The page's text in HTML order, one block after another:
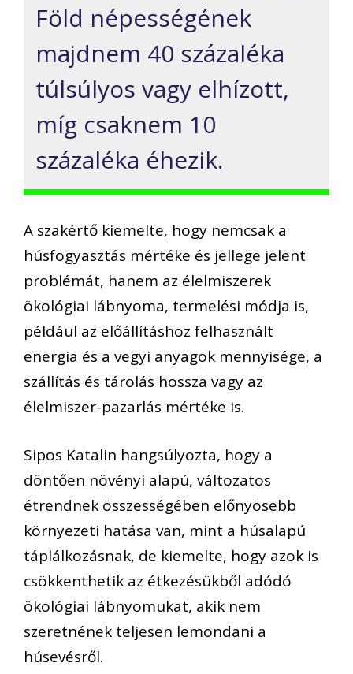
Föld népességének
majdnem 40 százaléka
túlsúlyos vagy elhízott,
míg csaknem 10
százaléka éhezik.
A szakértő kiemelte, hogy nemcsak a
húsfogyasztás mértéke és jellege jelent
problémát, hanem az élelmiszerek
ökológiai lábnyoma, termelési módja is,
például az előállításhoz felhasznált
energia és a vegyi anyagok mennyisége, a
szállítás és tárolás hossza vagy az
élelmiszer-pazarlás mértéke is.
Sipos Katalin hangsúlyozta, hogy a
döntően növényi alapú, változatos
étrendnek összességében előnyösebb
környezeti hatása van, mint a húsalapú
táplálkozásnak, de kiemelte, hogy azok is
csökkenthetik az étkezésükből adódó
ökológiai lábnyomukat, akik nem
szeretnének teljesen lemondani a
húsevésről.